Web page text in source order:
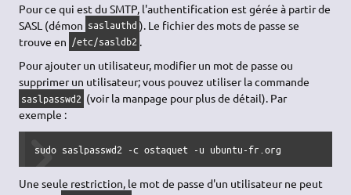
Pour ce qui est du SMTP, l'authentification est gérée à partir de
SASL (démon saslauthd ). Le fichier des mots de passe se
trouve en /etc/sasldb2
Pour ajouter un utilisateur, modifier un mot de passe ou
supprimer un utilisateur; vous pouvez utiliser la commande
saslpasswd2 (voir la manpage pour plus de détail). Par
exemple :
sudo saslpasswd2 -c ostaquet -u ubuntu-fr.org
Une seule restriction, le mot de passe d'un utilisateur ne peut